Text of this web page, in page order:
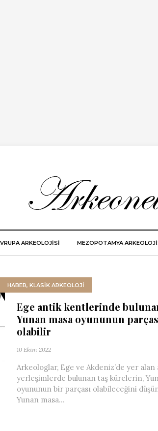
ARKEOLOJISI MEZOPOTAMYA
HABER, KLASİK ARKEOLOJİ
Ege antik kentlerinde
Yunan masa oyununun
olabilir
10 Ekim 2022
Arkeologlar, Ege ve Akdeniz’de yer
yerleşimlerde bulunan taş kürelerin,
oyununun bir parçası olabileceğini
Yunan masa...